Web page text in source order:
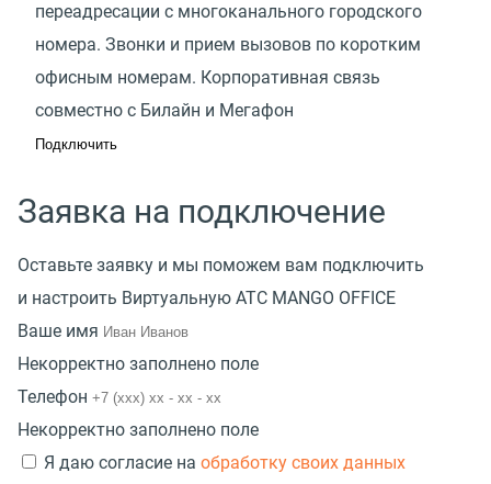
переадресации с многоканального городского
номера. Звонки и прием вызовов по коротким
офисным номерам. Корпоративная связь
совместно с Билайн и Мегафон
Подключить
Заявка на подключение
Оставьте заявку и мы поможем вам подключить
и настроить Виртуальную АТС MANGO OFFICE
Ваше имя
Некорректно заполнено поле
Телефон
Некорректно заполнено поле
Я даю согласие на обработку своих данных